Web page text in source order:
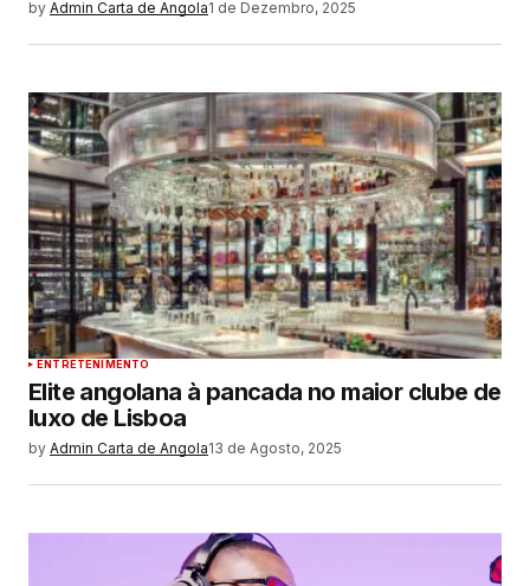
by Admin Carta de Angola1 de Dezembro, 2025
ENTRETENIMENTO
Elite angolana à pancada no maior clube de
luxo de Lisboa
by Admin Carta de Angola13 de Agosto, 2025